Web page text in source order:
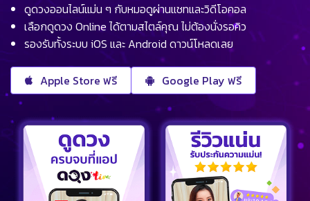
ดูดวงออนไลน์แม่น ๆ กับหมอดูผ่านแชทและวิดีโอคอล
เลือกดูดวง Online ได้ตามสไตล์คุณ ไม่ต้องนั่งรอคิว
รองรับทั้งระบบ iOS และ Android ดาวน์โหลดเลย
Apple Store ฟรี Google Play ฟรี